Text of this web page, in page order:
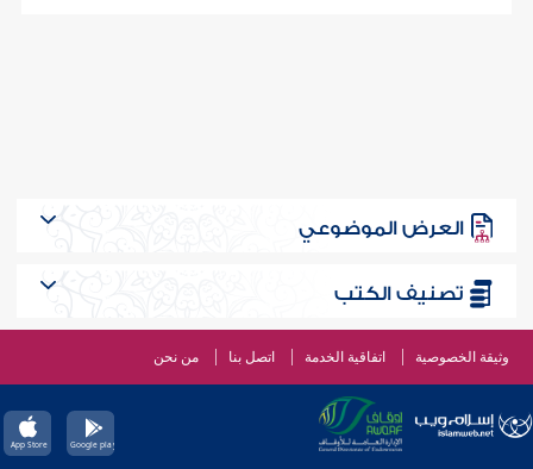
العرض الموضوعي
تصنيف الكتب
وثيقة الخصوصية اتفاقية الخدمة اتصل بنا من نحن